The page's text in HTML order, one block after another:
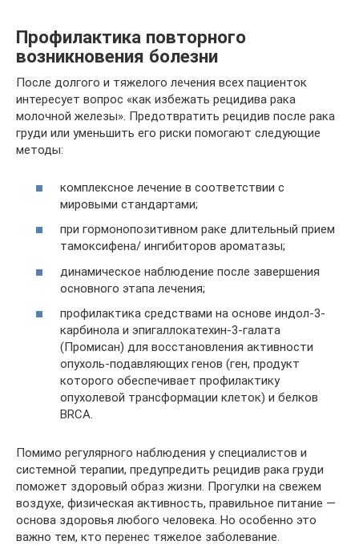
Профилактика повторного
возникновения болезни
После долгого и тяжелого лечения всех пациенток
интересует вопрос «как избежать рецидива рака
молочной железы». Предотвратить рецидив после рака
груди или уменьшить его риски помогают следующие
методы:
комплексное лечение в соответствии с
мировыми стандартами;
при гормонопозитивном раке длительный прием
тамоксифена/ ингибиторов ароматазы;
динамическое наблюдение после завершения
основного этапа лечения;
профилактика средствами на основе индол-3-
карбинола и эпигаллокатехин-3-галата
(Промисан) для восстановления активности
опухоль-подавляющих генов (ген, продукт
которого обеспечивает профилактику
опухолевой трансформации клеток) и белков
BRCA.
Помимо регулярного наблюдения у специалистов и
системной терапии, предупредить рецидив рака груди
поможет здоровый образ жизни. Прогулки на свежем
воздухе, физическая активность, правильное питание —
основа здоровья любого человека. Но особенно это
важно тем, кто перенес тяжелое заболевание.